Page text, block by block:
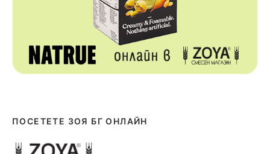
ПОСЕТЕТЕ ЗОЯ БГ ОНЛАЙН